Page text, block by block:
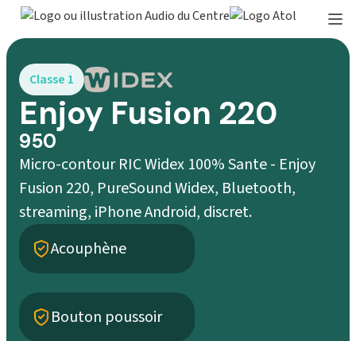
Classe 1
Enjoy Fusion 220
950
Micro-contour RIC Widex 100% Sante - Enjoy
Fusion 220, PureSound Widex, Bluetooth,
streaming, iPhone Android, discret.
Acouphène
Bouton poussoir